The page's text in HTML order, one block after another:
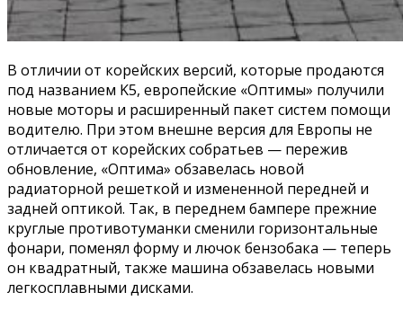
В отличии от корейских версий, которые продаются
под названием K5, европейские «Оптимы» получили
новые моторы и расширенный пакет систем помощи
водителю. При этом внешне версия для Европы не
отличается от корейских собратьев — пережив
обновление, «Оптима» обзавелась новой
радиаторной решеткой и измененной передней и
задней оптикой. Так, в переднем бампере прежние
круглые противотуманки сменили горизонтальные
фонари, поменял форму и лючок бензобака — теперь
он квадратный, также машина обзавелась новыми
легкосплавными дисками.